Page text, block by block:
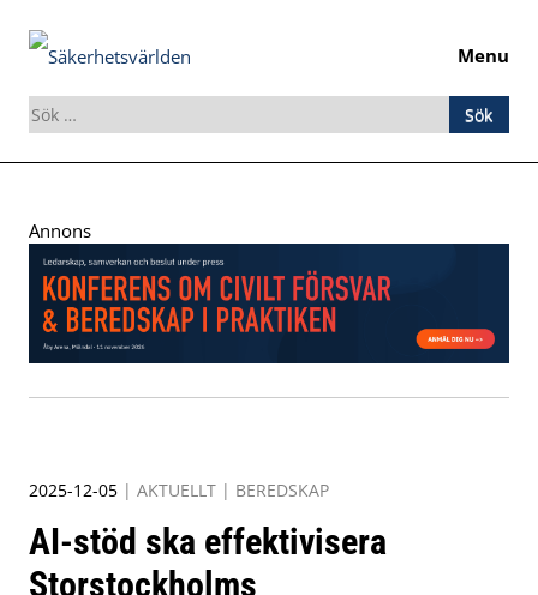
Menu
Sök
efter:
to
content
Annons
2025-12-05 | AKTUELLT | BEREDSKAP
AI-stöd ska effektivisera
Storstockholms